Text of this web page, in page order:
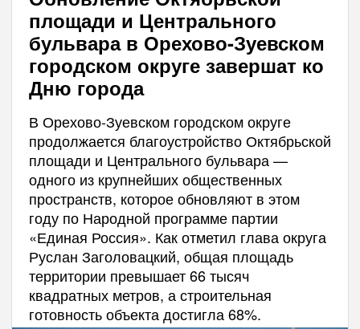
площади и Центрального
бульвара в Орехово-Зуевском
городском округе завершат ко
Дню города
В Орехово-Зуевском городском округе
продолжается благоустройство Октябрьской
площади и Центрального бульвара —
одного из крупнейших общественных
пространств, которое обновляют в этом
году по Народной программе партии
«Единая Россия». Как отметил глава округа
Руслан Заголовацкий, общая площадь
территории превышает 66 тысяч
квадратных метров, а строительная
готовность объекта достигла 68%.